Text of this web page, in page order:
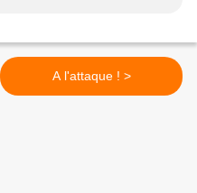
A l'attaque ! >